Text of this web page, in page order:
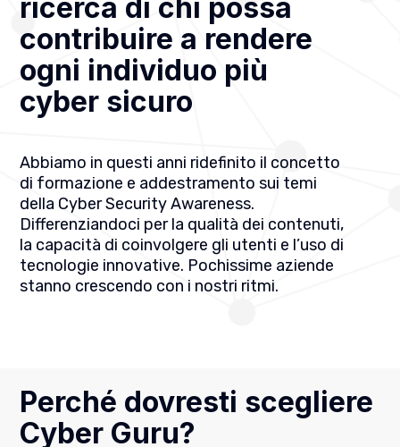
ricerca di chi possa
contribuire a rendere
ogni individuo più
cyber sicuro
Abbiamo in questi anni ridefinito il concetto
di formazione e addestramento sui temi
della Cyber Security Awareness.
Differenziandoci per la qualità dei contenuti,
la capacità di coinvolgere gli utenti e l’uso di
tecnologie innovative. Pochissime aziende
stanno crescendo con i nostri ritmi.
Perché dovresti scegliere
Cyber Guru?